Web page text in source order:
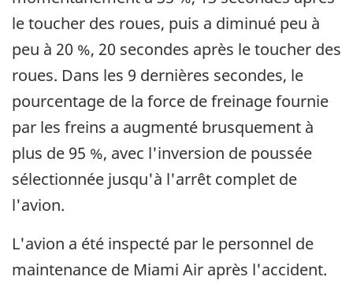
le toucher des roues, puis a diminué peu à
peu à 20 %, 20 secondes après le toucher des
roues. Dans les 9 dernières secondes, le
pourcentage de la force de freinage fournie
par les freins a augmenté brusquement à
plus de 95 %, avec l'inversion de poussée
sélectionnée jusqu'à l'arrêt complet de
l'avion.
L'avion a été inspecté par le personnel de
maintenance de Miami Air après l'accident.